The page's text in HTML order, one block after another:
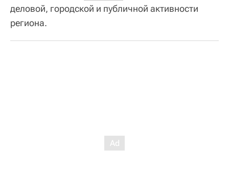
деловой, городской и публичной активности
региона.